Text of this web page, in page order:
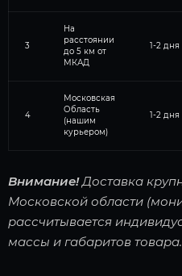
3
На
расстоянии
до 5 км от
МКАД
1-2 дня
4
Московская
Область
(нашим
курьером)
1-2 дня
Внимание!Доставка
Московской области
рассчитывается
массы и габаритов товара.